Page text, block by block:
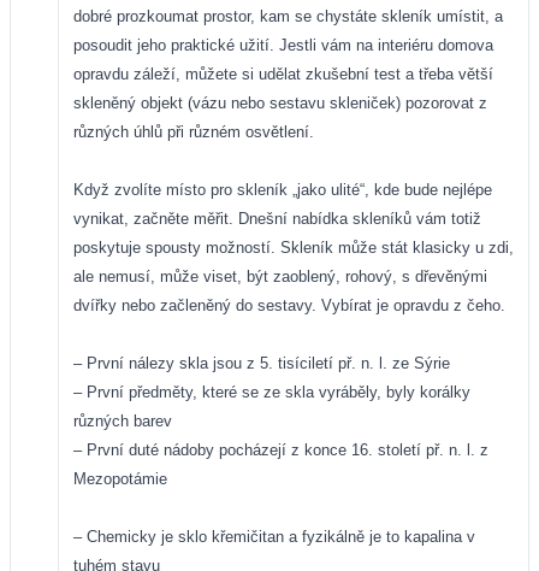
dobré prozkoumat prostor, kam se chystáte skleník umístit, a
posoudit jeho praktické užití. Jestli vám na interiéru domova
opravdu záleží, můžete si udělat zkušební test a třeba větší
skleněný objekt (vázu nebo sestavu skleniček) pozorovat z
různých úhlů při různém osvětlení.
Když zvolíte místo pro skleník „jako ulité“, kde bude nejlépe
vynikat, začněte měřit. Dnešní nabídka skleníků vám totiž
poskytuje spousty možností. Skleník může stát klasicky u zdi,
ale nemusí, může viset, být zaoblený, rohový, s dřevěnými
dvířky nebo začleněný do sestavy. Vybírat je opravdu z čeho.
– První nálezy skla jsou z 5. tisíciletí př. n. l. ze Sýrie
– První předměty, které se ze skla vyráběly, byly korálky
různých barev
– První duté nádoby pocházejí z konce 16. století př. n. l. z
Mezopotámie
– Chemicky je sklo křemičitan a fyzikálně je to kapalina v
tuhém stavu